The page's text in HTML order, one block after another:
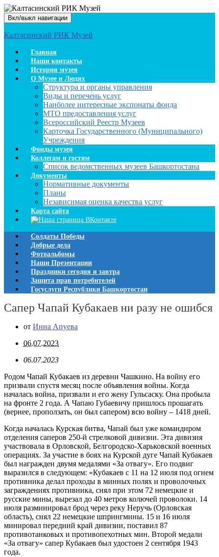
Вкл/выкл навигации
Калтасинский РИК Музей
Главная
Наши контакты
История музея
О Музее и Людях
Структура и органы управления
Виды и перечень услуг
Наиболее интересные экспонаты фонда
МТО предоставления услуг
Всероссийский Реестр Музеев
Карточка Государственного (Муниципального)
Учреждения
Фонды музея
Коллегам и гостям
Список ведомственных музеев Башкортостана
Документы
Нормативные документы
Планы
Независимая оценка качества услуг
Карта сайта
Солдаты Победы
Добрые дела
Фотоальбомы
Наши Презентации
Праздники сегодня и завтра
Защита прав потребителей
Госуслуги Республики Башкортостан
Сапер Чапай Кубакаев ни разу не ошибся
от Инна Апуева
06.07.2023
06.07.2023
Родом Чапай Кубакаев из деревни Чашкино. На войну его
призвали спустя месяц после объявления войны. Когда
началась война, призвали и его жену Гульсаску. Она пробыла
на фронте 2 года. А Чапаю Губаевичу пришлось прошагать
(вернее, проползать, он был сапером) всю войну – 1418 дней.
Когда началась Курская битва, Чапай был уже командиром
отделения саперов 250-й стрелковой дивизии. Эта дивизия
участвовала в Орловской, Белгородско-Харьковской военных
операциях. За участие в боях на Курской дуге Чапай Кубакаев
был награжден двумя медалями «За отвагу». Его подвиг
выразился в следующем: «Кубакаев с 11 на 12 июля под огнем
противника делал проходы в минных полях и проволочных
заграждениях противника, снял при этом 72 немецкие и
русские мины, вырезал до 40 метров колючей проволоки. 14
июля разминировал брод через реку Неручь (Орловская
область), снял 22 немецкие шпрингмины. 15 и 16 июля
минировал передний край дивизии, поставил 87
противотанковых и противопехотных мин. Второй медали
«За отвагу» сапер Кубакаев был удостоен 2 сентября 1943
года.